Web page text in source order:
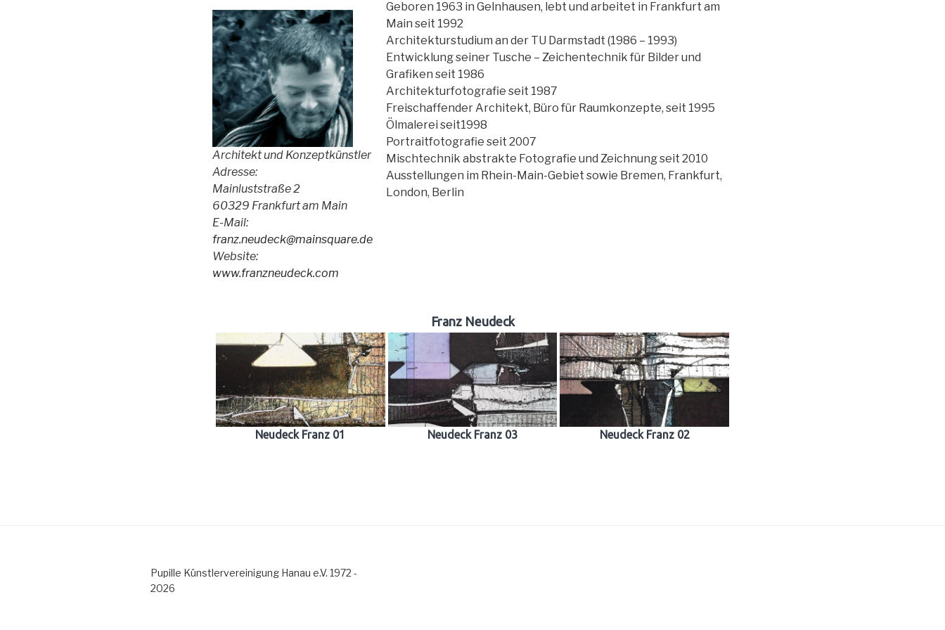
Architekt und Konzeptkünstler
Adresse:
Mainluststraße 2
60329 Frankfurt am Main
E-Mail:
franz.neudeck@mainsquare.de
Website:
www.franzneudeck.com
Geboren 1963 in Gelnhausen, lebt und arbeitet in Frankfurt am
Main seit 1992
Architekturstudium an der TU Darmstadt (1986 – 1993)
Entwicklung seiner Tusche – Zeichentechnik für Bilder und
Grafiken seit 1986
Architekturfotografie seit 1987
Freischaffender Architekt, Büro für Raumkonzepte, seit 1995
Ölmalerei seit1998
Portraitfotografie seit 2007
Mischtechnik abstrakte Fotografie und Zeichnung seit 2010
Ausstellungen im Rhein-Main-Gebiet sowie Bremen, Frankfurt,
London, Berlin
Franz Neudeck
Neudeck Franz 01 Neudeck Franz 03 Neudeck Franz 02
Pupille Künstlervereinigung Hanau e.V. 1972 -
2026